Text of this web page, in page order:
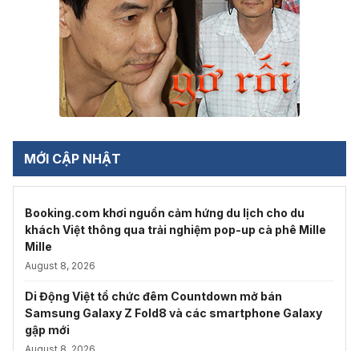
MỚI CẬP NHẬT
Booking.com khơi nguồn cảm hứng du lịch cho du
khách Việt thông qua trải nghiệm pop-up cà phê Mille
Mille
August 8, 2026
Di Động Việt tổ chức đêm Countdown mở bán
Samsung Galaxy Z Fold8 và các smartphone Galaxy
gập mới